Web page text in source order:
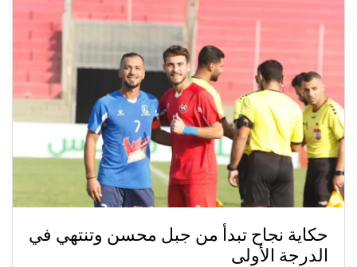
حكاية نجاح تبدأ من جبل محسن وتنتهي في
الدرجة الأولى